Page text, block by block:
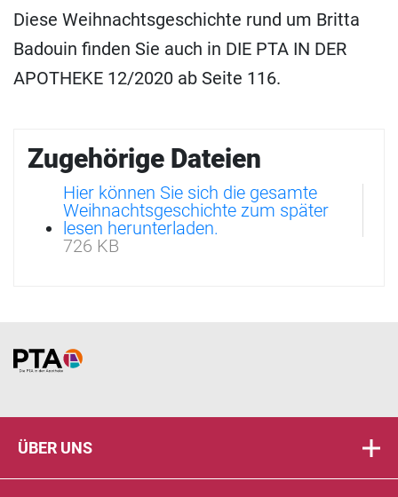
Diese Weihnachtsgeschichte rund um Britta
Badouin finden Sie auch in DIE PTA IN DER
APOTHEKE 12/2020 ab Seite 116.
Zugehörige Dateien
Hier können Sie sich die gesamte
Weihnachtsgeschichte zum später
lesen herunterladen.
726 KB
Home
ÜBER UNS